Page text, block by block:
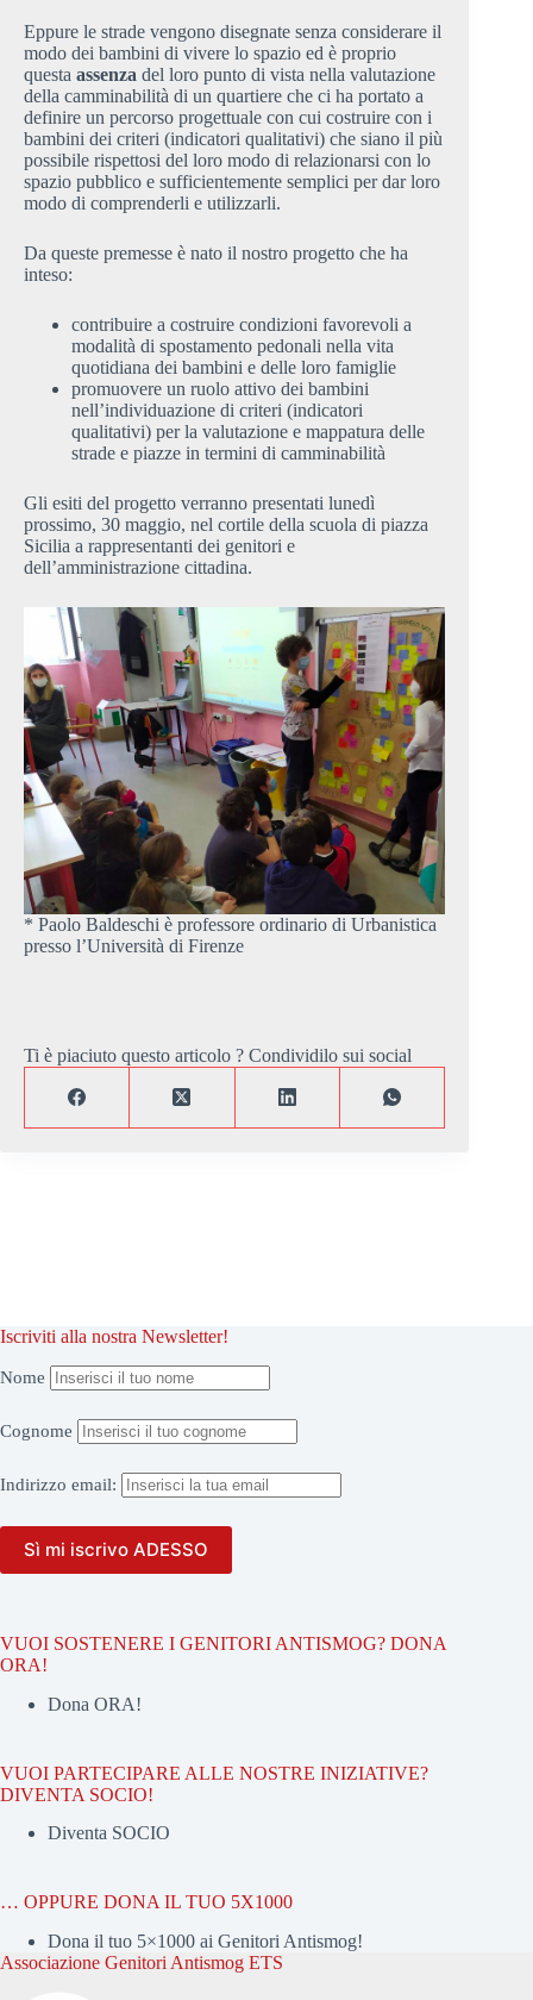
Eppure le strade vengono disegnate senza considerare il
modo dei bambini di vivere lo spazio ed è proprio
questa assenza del loro punto di vista nella valutazione
della camminabilità di un quartiere che ci ha portato a
definire un percorso progettuale con cui costruire con i
bambini dei criteri (indicatori qualitativi) che siano il più
possibile rispettosi del loro modo di relazionarsi con lo
spazio pubblico e sufficientemente semplici per dar loro
modo di comprenderli e utilizzarli.
Da queste premesse è nato il nostro progetto che ha
inteso:
contribuire a costruire condizioni favorevoli a
modalità di spostamento pedonali nella vita
quotidiana dei bambini e delle loro famiglie
promuovere un ruolo attivo dei bambini
nell’individuazione di criteri (indicatori
qualitativi) per la valutazione e mappatura delle
strade e piazze in termini di camminabilità
Gli esiti del progetto verranno presentati lunedì
prossimo, 30 maggio, nel cortile della scuola di piazza
Sicilia a rappresentanti dei genitori e
dell’amministrazione cittadina.
* Paolo Baldeschi è professore ordinario di Urbanistica
presso l’Università di Firenze
Ti è piaciuto questo articolo ? Condividilo sui social
Iscriviti alla nostra Newsletter!
Nome
Cognome
Indirizzo email:
VUOI SOSTENERE I GENITORI ANTISMOG? DONA
ORA!
Dona ORA!
VUOI PARTECIPARE ALLE NOSTRE INIZIATIVE?
DIVENTA SOCIO!
Diventa SOCIO
… OPPURE DONA IL TUO 5X1000
Dona il tuo 5×1000 ai Genitori Antismog!
Associazione Genitori Antismog ETS